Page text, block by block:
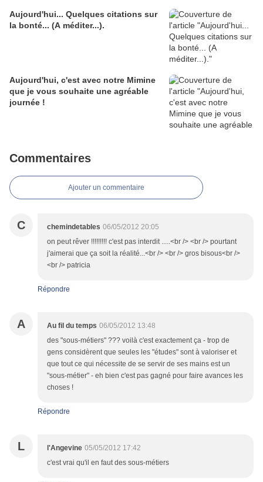
Aujourd'hui... Quelques citations sur
la bonté... (A méditer...).
Aujourd'hui, c'est avec notre Mimine
que je vous souhaite une agréable
journée !
Commentaires
Ajouter un commentaire
C chemindetables 06/05/2012 20:05
on peut rêver !!!!!!!!! c'est pas interdit .....<br /> <br /> pourtant
j'aimerai que ça soit la réalité...<br /> <br /> gros bisous<br />
<br /> patricia
Répondre
A Au fil du temps 06/05/2012 13:48
des "sous-métiers" ??? voilà c'est exactement ça - trop de
gens considèrent que seules les "études" sont à valoriser et
que tout ce qui nécessite de se servir de ses mains est un
"sous-métier" - eh bien c'est pas gagné pour faire avances les
choses !
Répondre
L l'Angevine 05/05/2012 17:42
c'est vrai qu'il en faut des sous-métiers